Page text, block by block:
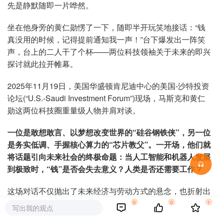
先是静默随即一片哗然。
坐在他身旁的黄仁勋愣了一下，随即半开玩笑地接话：“钱
真没用的时候，记得提前通知我一声！”台下爆发出一阵笑
声，台上的二人干了个杯——两位科技领袖关于未来的即兴
探讨就此拉开帷幕。
2025年11月19日，美国华盛顿肯尼迪中心的美国-沙特投资
论坛(“U.S.-Saudi Investment Forum”)现场，马斯克和黄仁
勋这两位科技圈重量级人物并肩对谈。
一位是敢想敢言、以梦想改变世界的“硅谷钢铁侠” ，另一位
是务实低调、手握核心算力的“芯片教父”。一开场，他们就
将话题引向未来社会的终极命题：当人工智能和机器人发展
到极致时，“钱”是否会失去意义？人类是否还需要工作？
这场对话不仅抛出了未来经济与劳动方式的悬念，也折射出
全球AI竞赛下暗流涌动的产业格局。马斯克抛出超前大胆的
预言，黄仁勋谨慎回应，两人的思想碰撞引发出了一连串值
写出我的观点
0 0 1